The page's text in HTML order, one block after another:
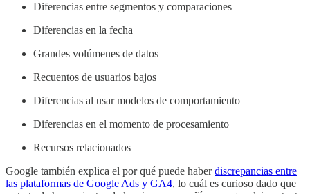
Diferencias entre segmentos y comparaciones
Diferencias en la fecha
Grandes volúmenes de datos
Recuentos de usuarios bajos
Diferencias al usar modelos de comportamiento
Diferencias en el momento de procesamiento
Recursos relacionados
Google también explica el por qué puede haberdiscrepancias entre
las plataformas de Google Ads y GA4, lo cuál es curioso dado que